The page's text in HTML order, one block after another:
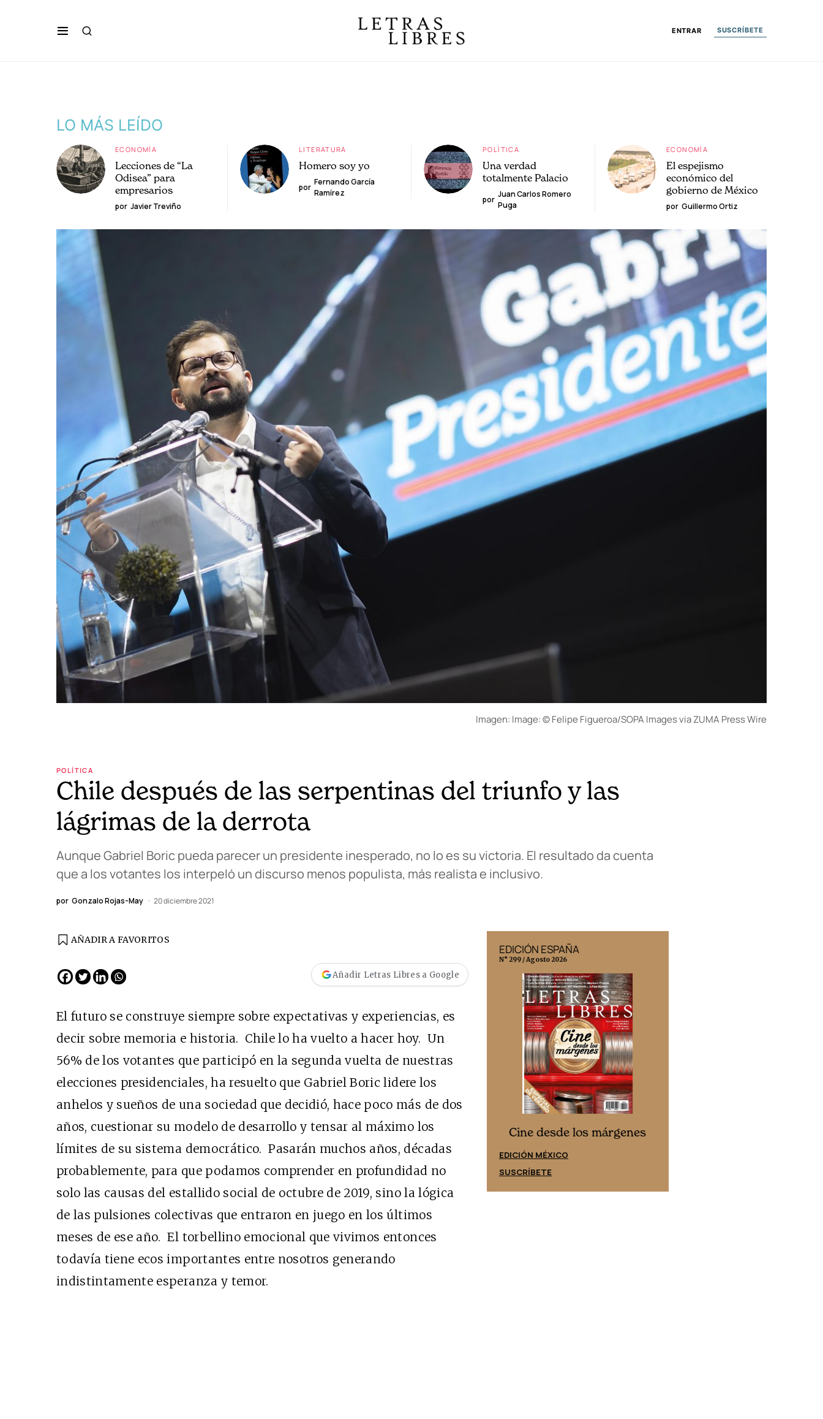
ENTRAR SUSCRÍBETE
LO MÁS LEÍDO
ECONOMÍA
Lecciones de “La
Odisea” para
empresarios
por Javier Treviño
LITERATURA
Homero soy yo
por
Fernando García
Ramírez
POLÍTICA
Una verdad
totalmente Palacio
por
Juan Carlos Romero
Puga
ECONOMÍA
El espejismo
económico del
gobierno de México
por Guillermo Ortiz
Imagen: Image: © Felipe Figueroa/SOPA Images via ZUMA Press Wire
POLÍTICA
Chile después de las serpentinas del triunfo y las
lágrimas de la derrota
Aunque Gabriel Boric pueda parecer un presidente inesperado, no lo es su victoria. El resultado da cuenta
que a los votantes los interpeló un discurso menos populista, más realista e inclusivo.
por Gonzalo Rojas-May 20 diciembre 2021
AÑADIR A FAVORITOS
Añadir Letras Libres a Google
El futuro se construye siempre sobre expectativas y experiencias, es
decir sobre memoria e historia. Chile lo ha vuelto a hacer hoy. Un
56% de los votantes que participó en la segunda vuelta de nuestras
elecciones presidenciales, ha resuelto que Gabriel Boric lidere los
anhelos y sueños de una sociedad que decidió, hace poco más de dos
años, cuestionar su modelo de desarrollo y tensar al máximo los
límites de su sistema democrático. Pasarán muchos años, décadas
probablemente, para que podamos comprender en profundidad no
solo las causas del estallido social de octubre de 2019, sino la lógica
de las pulsiones colectivas que entraron en juego en los últimos
meses de ese año. El torbellino emocional que vivimos entonces
todavía tiene ecos importantes entre nosotros generando
indistintamente esperanza y temor.
Cine desde los márgenes
EDICIÓN MÉXICO
SUSCRÍBETE
Cine desde los márgenes
EDICIÓN ESPAÑA
SUSCRÍBETE
EDICIÓN ESPAÑA
N° 299 / Agosto 2026
Cine desde los márgenes
EDICIÓN MÉXICO
SUSCRÍBETE